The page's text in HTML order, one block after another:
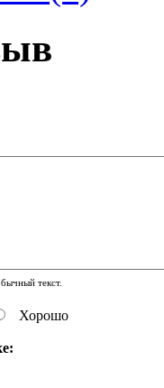
текст.
Хорошо